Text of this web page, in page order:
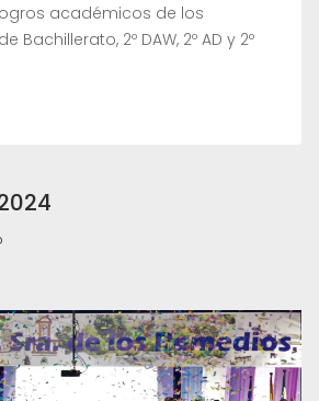
académicos de los
Bachillerato, 2º DAW, 2º AD y 2º